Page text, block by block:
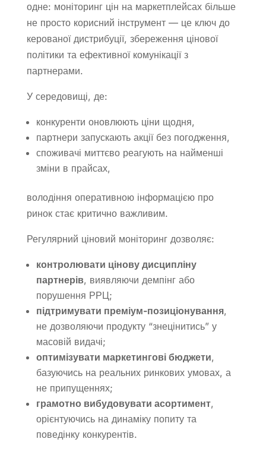
одне: моніторинг цін на маркетплейсах більше
не просто корисний інструмент — це ключ до
керованої дистрибуції, збереження цінової
політики та ефективної комунікації з
партнерами.
У середовищі, де:
конкуренти оновлюють ціни щодня,
партнери запускають акції без погодження,
споживачі миттєво реагують на найменші
зміни в прайсах,
володіння оперативною інформацією про
ринок стає критично важливим.
Регулярний ціновий моніторинг дозволяє:
контролювати цінову дисципліну
партнерів, виявляючи демпінг або
порушення РРЦ;
підтримувати преміум-позиціонування,
не дозволяючи продукту “знецінитись” у
масовій видачі;
оптимізувати маркетингові бюджети,
базуючись на реальних ринкових умовах, а
не припущеннях;
грамотно вибудовувати асортимент,
орієнтуючись на динаміку попиту та
поведінку конкурентів.